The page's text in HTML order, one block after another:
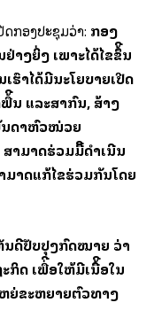
ກອງ​ປະຊຸມ​ວ່າ: ກອງ​
ງຍິ່ງ ເພາະໄດ້ໄຂຂຶ້ີນ
ຮົາໄດ້ມີນະໂຍບາຍເປີດ
ນ ແລະສາກົນ, ສ້າງ
ນດາຫົວໜ່ວຍ
າມາດຮ່ວມມືີດຳເນີນ
າດແກ້ໄຂຮ່ວມກັນໂດຍ
ນດີປັບປຸງກົດໝາຍ ວ່າ
ກິດ ເພື່ີອໃຫ້ມີເນື້ີອໃນ
ຍ່ຂະຫຍາຍຕົວທາງ